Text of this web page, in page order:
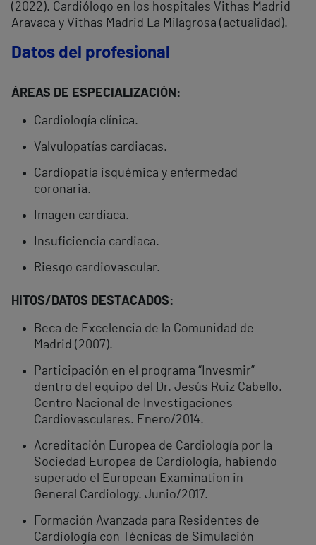
(2022). Cardiólogo en los hospitales Vithas Madrid
Aravaca y Vithas Madrid La Milagrosa (actualidad).
Datos del profesional
ÁREAS DE ESPECIALIZACIÓN:
Cardiología clínica.
Valvulopatías cardiacas.
Cardiopatía isquémica y enfermedad
coronaria.
Imagen cardiaca.
Insuficiencia cardiaca.
Riesgo cardiovascular.
HITOS/DATOS DESTACADOS:
Beca de Excelencia de la Comunidad de
Madrid (2007).
Participación en el programa “Invesmir”
dentro del equipo del Dr. Jesús Ruiz Cabello.
Centro Nacional de Investigaciones
Cardiovasculares. Enero/2014.
Acreditación Europea de Cardiología por la
Sociedad Europea de Cardiología, habiendo
superado el European Examination in
General Cardiology. Junio/2017.
Formación Avanzada para Residentes de
Cardiología con Técnicas de Simulación